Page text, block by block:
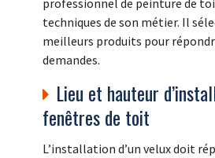
professionnel de peinture de
techniques de son métier. Il
meilleurs produits pour
demandes.
Lieu et hauteur
fenêtres de toit
L’installation d’un velux doit